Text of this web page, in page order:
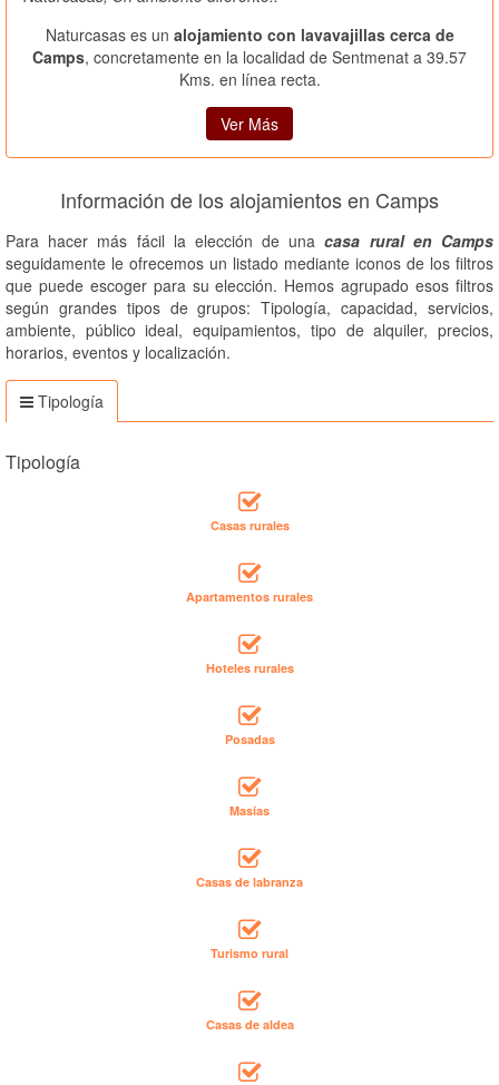
Naturcasas es un alojamiento con lavavajillas cerca de
Camps, concretamente en la localidad de Sentmenat a 39.57
Kms. en línea recta.
Ver Más
Información de los alojamientos en Camps
Para hacer más fácil la elección de unacasa rural en Camps
seguidamente le ofrecemos un listado mediante iconos de los filtros
que puede escoger para su elección. Hemos agrupado esos filtros
según grandes tipos de grupos: Tipología, capacidad, servicios,
ambiente, público ideal, equipamientos, tipo de alquiler, precios,
horarios, eventos y localización.
Tipología
Tipología
Casas rurales
Apartamentos rurales
Hoteles rurales
Posadas
Masías
Casas de labranza
Turismo rural
Casas de aldea